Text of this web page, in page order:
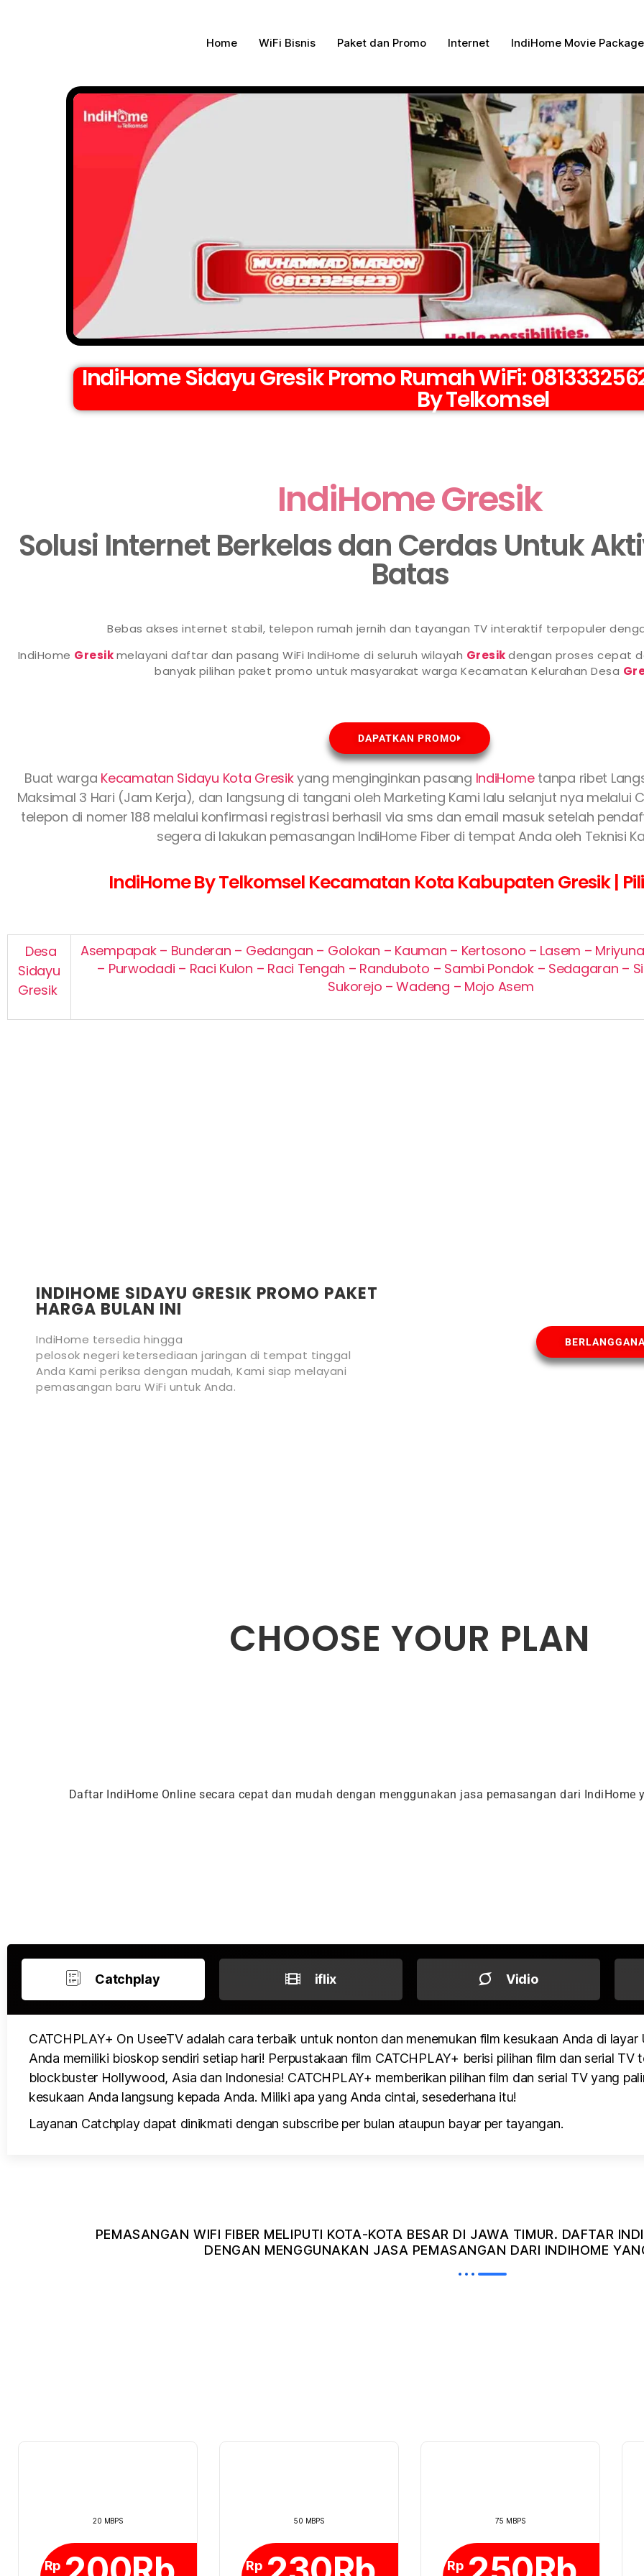
Home WiFi Bisnis Paket dan Promo Internet IndiHome Movie Package
IndiHome Sidayu Gresik Promo Rumah WiFi:
By Telkomsel
IndiHome Gresik
Solusi Internet Berkelas dan Cerdas Untuk
Batas
Bebas akses internet stabil, telepon rumah jernih dan tayangan TV interaktif terpopuler
IndiHome Gresikmelayani daftar dan pasang WiFi IndiHome di seluruh wilayah Gresikdengan proses cepat
banyak pilihan paket promo untuk masyarakat warga Kecamatan Kelurahan Desa
DAPATKAN PROMO
Buat warga Kecamatan Sidayu Kota Gresikyang menginginkan pasang IndiHometanpa ribet
Maksimal 3 Hari (Jam Kerja), dan langsung di tangani oleh Marketing Kami lalu selanjut nya melalui
telepon di nomer 188 melalui konfirmasi registrasi berhasil via sms dan email masuk setelah
segera di lakukan pemasangan IndiHome Fiber di tempat Anda oleh Teknisi
IndiHome By Telkomsel Kecamatan Kota Kabupaten Gresik |
Desa
Sidayu
Gresik
Asempapak – Bunderan – Gedangan – Golokan – Kauman – Kertosono – Lasem –
– Purwodadi – Raci Kulon – Raci Tengah – Randuboto – Sambi Pondok – Sedagaran –
Sukorejo – Wadeng – Mojo Asem
INDIHOME SIDAYU GRESIK PROMO PAKET
HARGA BULAN INI
IndiHome tersedia hingga
pelosok negeri ketersediaan jaringan di tempat tinggal
Anda Kami periksa dengan mudah, Kami siap melayani
pemasangan baru WiFi untuk Anda.
CHOOSE YOUR PLAN
Daftar IndiHome Online secara cepat dan mudah dengan menggunakan jasa pemasangan dari IndiHome
Catchplay iflix Vidio
CATCHPLAY+ On UseeTV adalah cara terbaik untuk nonton dan menemukan film kesukaan Anda di layar
Anda memiliki bioskop sendiri setiap hari! Perpustakaan film CATCHPLAY+ berisi pilihan film dan serial TV
blockbuster Hollywood, Asia dan Indonesia! CATCHPLAY+ memberikan pilihan film dan serial TV yang
kesukaan Anda langsung kepada Anda. Miliki apa yang Anda cintai, sesederhana itu!
Layanan Catchplay dapat dinikmati dengan subscribe per bulan ataupun bayar per tayangan.
PEMASANGAN WIFI FIBER MELIPUTI KOTA-KOTA BESAR DI JAWA TIMUR. DAFTAR
DENGAN MENGGUNAKAN JASA PEMASANGAN DARI INDIHOME
20 MBPS
Rp
50 MBPS
Rp
75 MBPS
Rp